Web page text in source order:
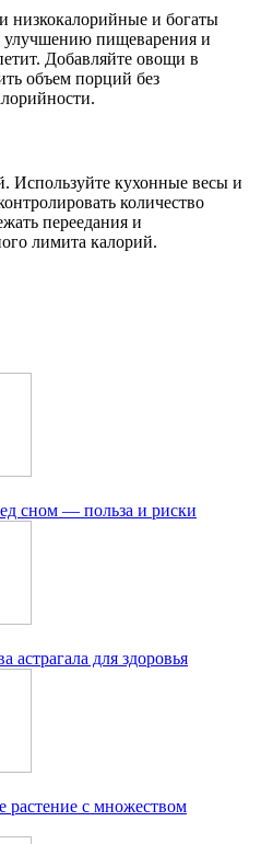
низкокалорийные и богаты
улучшению пищеварения и
Добавляйте овощи в
объем порций без
Используйте кухонные весы и
количество
переедания и
лимита калорий.
сном — польза и риски
астрагала для здоровья
с множеством